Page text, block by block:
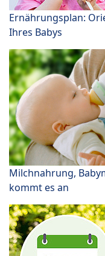
Ernährungsplan:
Ihres Babys
Milchnahrung,
kommt es an